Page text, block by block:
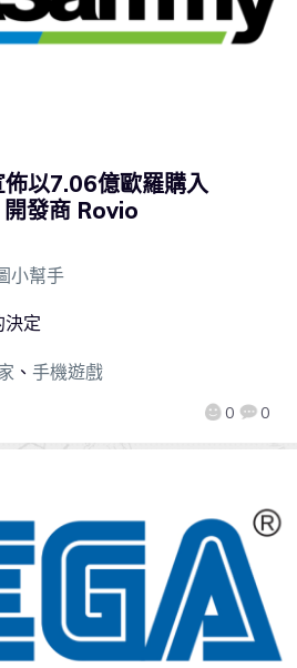
以7.06億歐羅購入
發商 Rovio
小幫手
0 0
決定
、 手機遊戲